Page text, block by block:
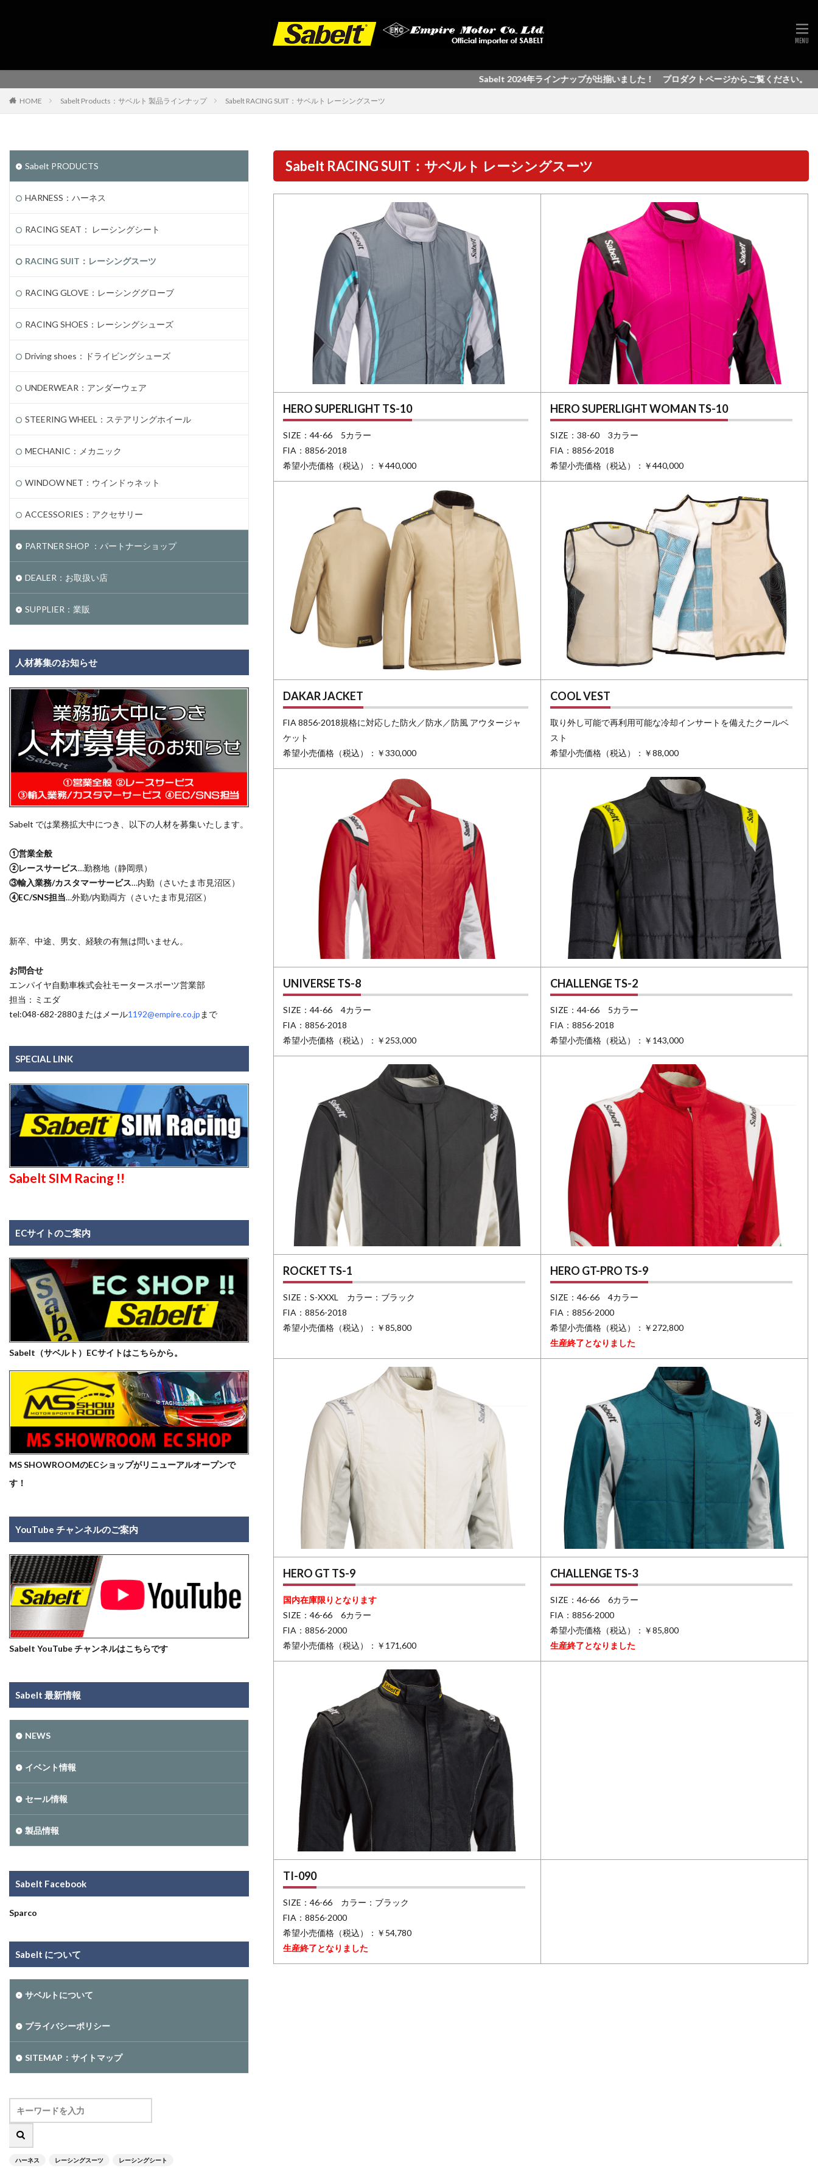
Sabelt 2024年ラインナップが出揃いました！ プロダクトページからご覧ください。
HOME Sabelt Products：サベルト 製品ラインナップ Sabelt RACING SUIT：サベルト レーシングスーツ
Sabelt RACING SUIT：サベルト レーシングスーツ
HERO SUPERLIGHT TS-10
SIZE：44-66 5カラー
FIA：8856-2018
希望小売価格（税込）：￥440,000
HERO SUPERLIGHT WOMAN TS-10
SIZE：38-60 3カラー
FIA：8856-2018
希望小売価格（税込）：￥440,000
DAKAR JACKET
FIA 8856-2018規格に対応した防火／防水／防風 アウタージャ
ケット
希望小売価格（税込）：￥330,000
COOL VEST
取り外し可能で再利用可能な冷却インサートを備えたクールベ
スト
希望小売価格（税込）：￥88,000
UNIVERSE TS-8
SIZE：44-66 4カラー
FIA：8856-2018
希望小売価格（税込）：￥253,000
CHALLENGE TS-2
SIZE：44-66 5カラー
FIA：8856-2018
希望小売価格（税込）：￥143,000
ROCKET TS-1
SIZE：S-XXXL カラー：ブラック
FIA：8856-2018
希望小売価格（税込）：￥85,800
HERO GT-PRO TS-9
SIZE：46-66 4カラー
FIA：8856-2000
希望小売価格（税込）：￥272,800
生産終了となりました
HERO GT TS-9
国内在庫限りとなります
SIZE：46-66 6カラー
FIA：8856-2000
希望小売価格（税込）：￥171,600
CHALLENGE TS-3
SIZE：46-66 6カラー
FIA：8856-2000
希望小売価格（税込）：￥85,800
生産終了となりました
TI-090
SIZE：46-66 カラー：ブラック
FIA：8856-2000
希望小売価格（税込）：￥54,780
生産終了となりました
Sabelt PRODUCTS
HARNESS：ハーネス
RACING SEAT： レーシングシート
RACING SUIT：レーシングスーツ
RACING GLOVE：レーシンググローブ
RACING SHOES：レーシングシューズ
Driving shoes：ドライビングシューズ
UNDERWEAR：アンダーウェア
STEERING WHEEL：ステアリングホイール
MECHANIC：メカニック
WINDOW NET：ウインドゥネット
ACCESSORIES：アクセサリー
PARTNER SHOP ：パートナーショップ
DEALER：お取扱い店
SUPPLIER：業販
人材募集のお知らせ
Sabelt では業務拡大中につき、以下の人材を募集いたします。
①営業全般
②レースサービス…勤務地（静岡県）
③輸入業務/カスタマーサービス…内勤（さいたま市見沼区）
④EC/SNS担当…外勤/内勤両方（さいたま市見沼区）
新卒、中途、男女、経験の有無は問いません。
お問合せ
エンパイヤ自動車株式会社モータースポーツ営業部
担当：ミエダ
tel:048-682-2880またはメール1192@empire.co.jp まで
SPECIAL LINK
Sabelt SIM Racing !!
ECサイトのご案内
Sabelt（サベルト）ECサイトはこちらから。
MS SHOWROOMのECショップがリニューアルオープンで
す！
YouTube チャンネルのご案内
Sabelt YouTube チャンネルはこちらです
Sabelt 最新情報
NEWS
イベント情報
セール情報
製品情報
Sabelt Facebook
Sparco
Sabelt について
サベルトについて
プライバシーポリシー
SITEMAP：サイトマップ
ハーネス レーシングスーツ レーシングシート